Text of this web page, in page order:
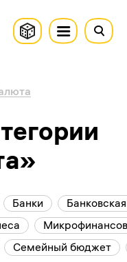
Банки
Семейный бюджет